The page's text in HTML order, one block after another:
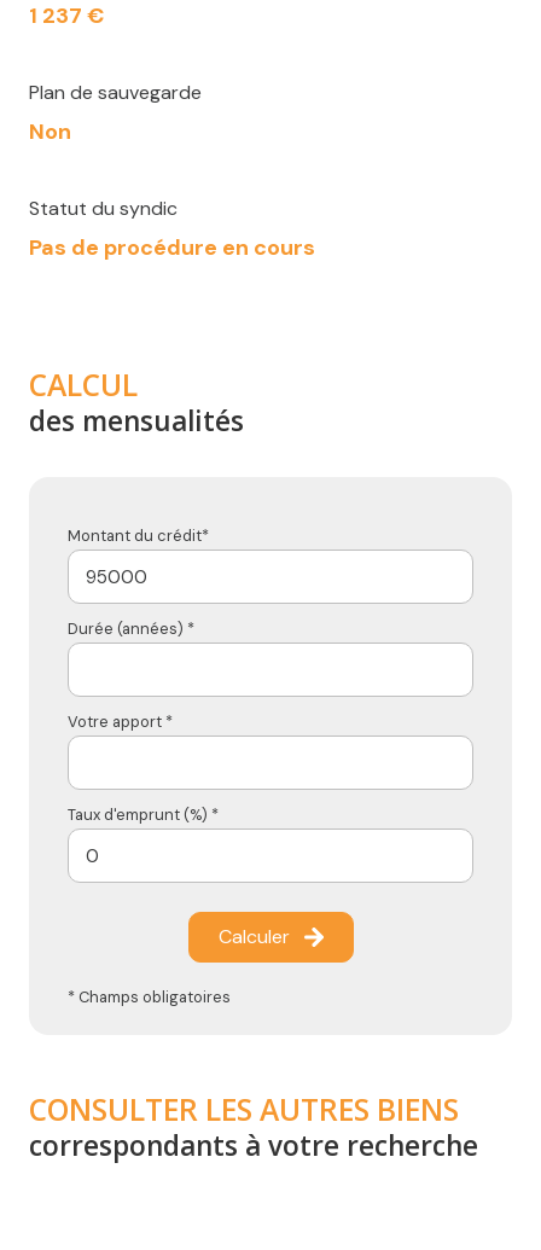
1 237 €
Plan de sauvegarde
Non
Statut du syndic
Pas de procédure en cours
CALCUL
des mensualités
Montant du crédit*
Durée (années) *
Votre apport *
Taux d'emprunt (%) *
Calculer
* Champs obligatoires
CONSULTER LES AUTRES BIENS
correspondants à votre recherche